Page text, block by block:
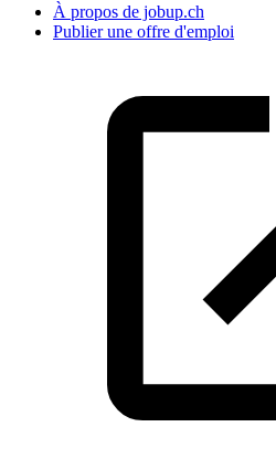
À propos de jobup.ch
Publier une offre d'emploi